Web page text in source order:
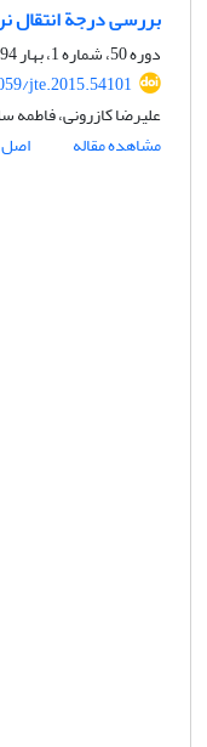
بررسی درجة انتقال
دوره 50، شماره 1، بهار 1394، صفحه
jte.2015.54101
علیرضا کازرونی، فاطمه
مشاهده مقاله
اصل